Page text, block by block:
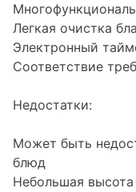
Легкая очистка
Электронный
Соответствие
Недостатки:
Может быть
блюд
Небольшая